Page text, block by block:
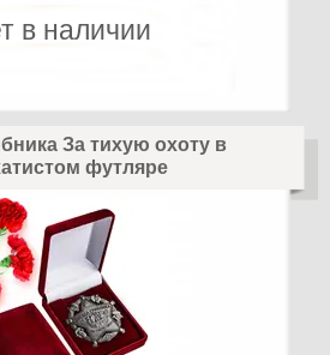
в наличии
За тихую охоту в
футляре